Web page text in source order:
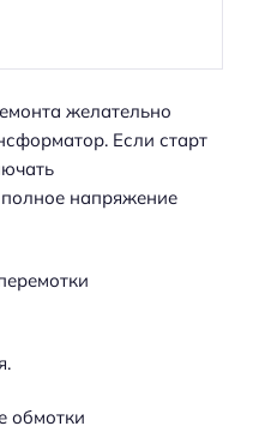
желательно
Если старт
напряжение
обмотки